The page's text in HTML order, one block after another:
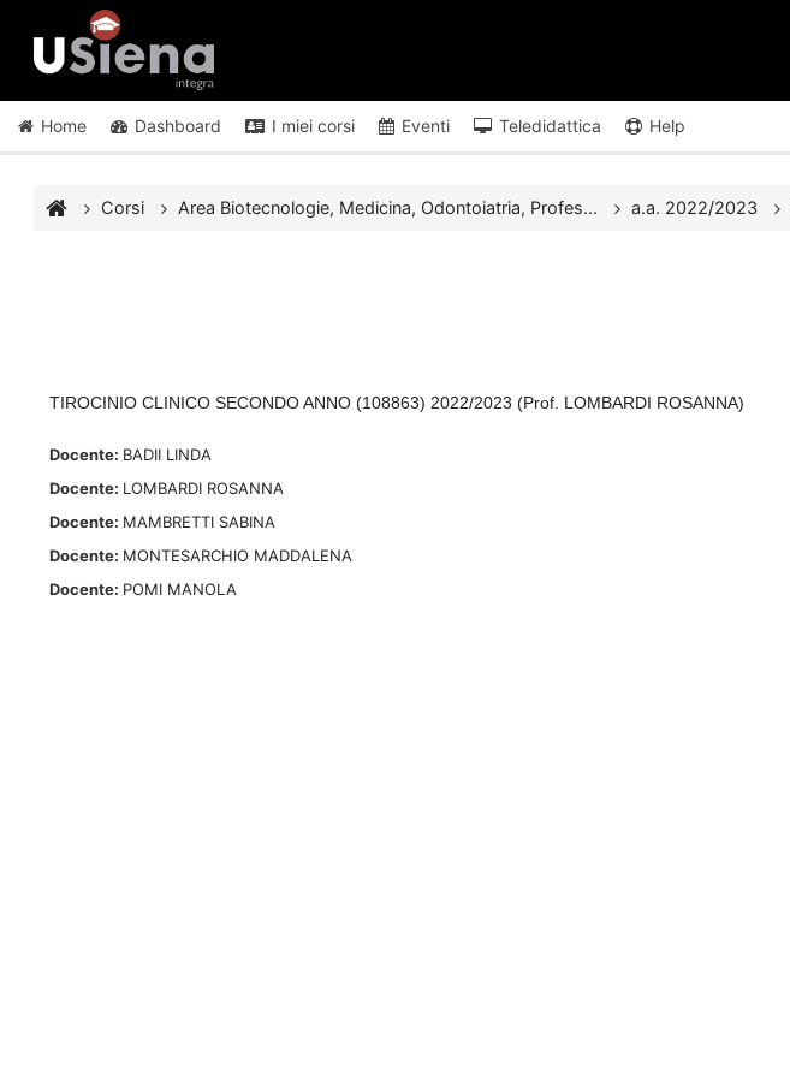
Vai al contenuto principale
Home Dashboard I miei corsi Eventi Teledidattica Help
Corsi Area Biotecnologie, Medicina, Odontoiatria, Profes... a.a. 2022/2023
TIROCINIO CLINICO SECONDO ANNO (108863) 2022/2023 (Prof. LOMBARDI ROSANNA)
Docente: BADII LINDA
Docente: LOMBARDI ROSANNA
Docente: MAMBRETTI SABINA
Docente: MONTESARCHIO MADDALENA
Docente: POMI MANOLA